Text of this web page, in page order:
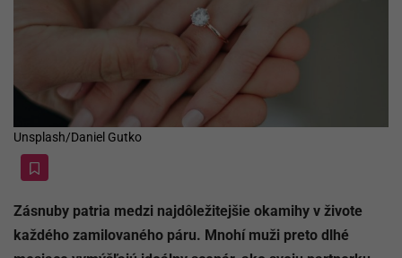
Unsplash/Daniel Gutko
Zásnuby patria medzi najdôležitejšie okamihy v živote
každého zamilovaného páru. Mnohí muži preto dlhé